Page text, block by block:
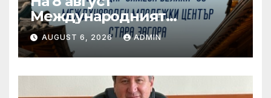
Международният
младежки център в Стара
Загора е домакин на „Ден
на Корея“
AUGUST 6, 2026 ADMIN